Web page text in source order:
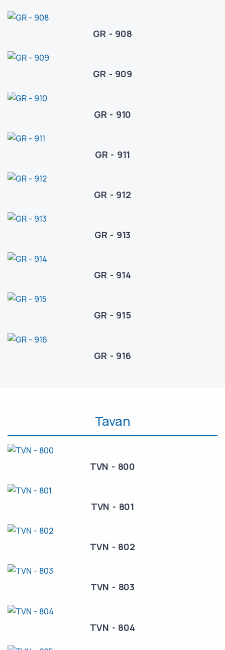
GR - 908
GR - 909
GR - 910
GR - 911
GR - 912
GR - 913
GR - 914
GR - 915
GR - 916
Tavan
TVN - 800
TVN - 801
TVN - 802
TVN - 803
TVN - 804